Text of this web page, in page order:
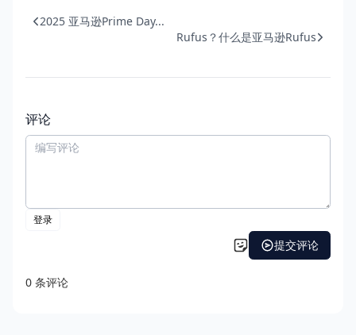
2025 亚马逊Prime Day...
Rufus？什么是亚马逊Rufus
评论